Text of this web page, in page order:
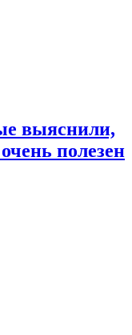
выяснили,
полезен